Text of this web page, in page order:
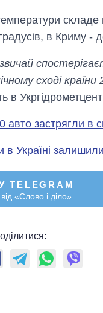
складе
в Криму
сході країни
в
авто застрягли в
в Україні
«Слово і діло»